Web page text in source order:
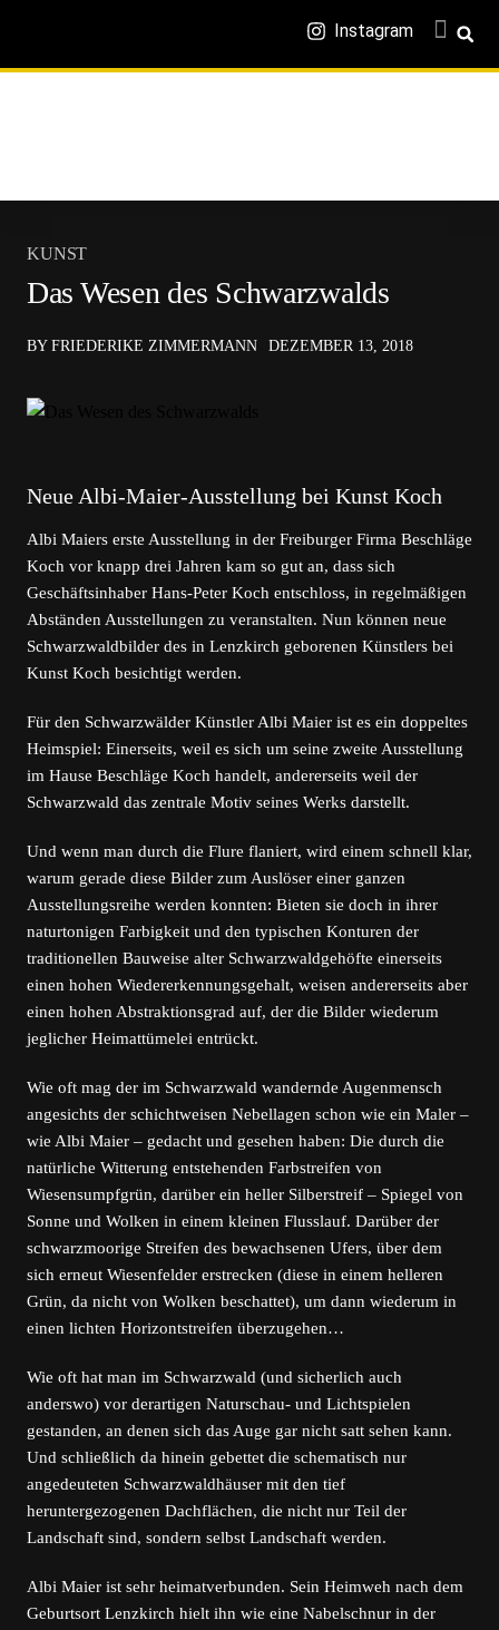
Instagram
KUNST
Das Wesen des Schwarzwalds
BY FRIEDERIKE ZIMMERMANN DEZEMBER 13, 2018
Neue Albi-Maier-Ausstellung bei Kunst Koch
Albi Maiers erste Ausstellung in der Freiburger Firma Beschläge
Koch vor knapp drei Jahren kam so gut an, dass sich
Geschäftsinhaber Hans-Peter Koch entschloss, in regelmäßigen
Abständen Ausstellungen zu veranstalten. Nun können neue
Schwarzwaldbilder des in Lenzkirch geborenen Künstlers bei
Kunst Koch besichtigt werden.
Für den Schwarzwälder Künstler Albi Maier ist es ein doppeltes
Heimspiel: Einerseits, weil es sich um seine zweite Ausstellung
im Hause Beschläge Koch handelt, andererseits weil der
Schwarzwald das zentrale Motiv seines Werks darstellt.
Und wenn man durch die Flure flaniert, wird einem schnell klar,
warum gerade diese Bilder zum Auslöser einer ganzen
Ausstellungsreihe werden konnten: Bieten sie doch in ihrer
naturtonigen Farbigkeit und den typischen Konturen der
traditionellen Bauweise alter Schwarzwaldgehöfte einerseits
einen hohen Wieder­erkennungs­gehalt, weisen andererseits aber
einen hohen Abstraktionsgrad auf, der die Bilder wiederum
jeglicher Heimattümelei entrückt.
Wie oft mag der im Schwarzwald wandernde Augenmensch
angesichts der schichtweisen Nebellagen schon wie ein Maler ­–
wie Albi Maier – gedacht und gesehen haben: Die durch die
natürliche Witterung entstehenden Farbstreifen von
Wiesensumpfgrün, darüber ein heller Silberstreif – Spiegel von
Sonne und Wolken in einem kleinen Flusslauf. Darüber der
schwarzmoorige Streifen des bewachsenen Ufers, über dem
sich erneut Wiesenfelder erstrecken (diese in einem helleren
Grün, da nicht von Wolken beschattet), um dann wiederum in
einen lichten Horizontstreifen überzugehen…
Wie oft hat man im Schwarzwald (und sicherlich auch
anderswo) vor derartigen Naturschau- und Lichtspielen
gestanden, an denen sich das Auge gar nicht satt sehen kann.
Und schließlich da hinein gebettet die schematisch nur
angedeuteten Schwarzwaldhäuser mit den tief
heruntergezogenen Dachflächen, die nicht nur Teil der
Landschaft sind, sondern selbst Landschaft werden.
Albi Maier ist sehr heimatverbunden. Sein Heimweh nach dem
Geburtsort Lenzkirch hielt ihn wie eine Nabelschnur in der